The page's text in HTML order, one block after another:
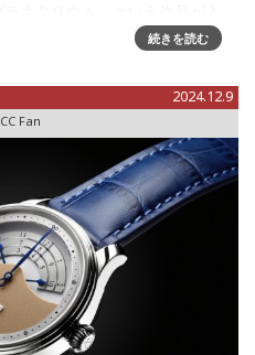
作品は、私たちシェルマンが
続きを読む
2024.12.9
CC Fan